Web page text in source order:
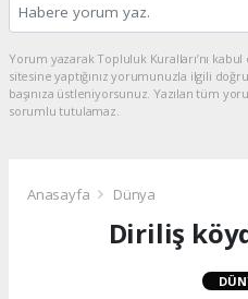
Yorum yazarak Topluluk Kuralları’nı
sitesine yaptığınız yorumunuzla ilgili
başınıza üstleniyorsunuz. Yazılan tüm
sorumlu tutulamaz.
Anasayfa Dünya
Diriliş